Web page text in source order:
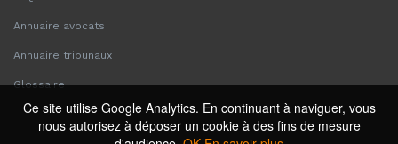
Ce site utilise Google Analytics. En continuant à naviguer, vous
nous autorisez à déposer un cookie à des fins de mesure
Annuaire avocats
Annuaire tribunaux
Glossaire